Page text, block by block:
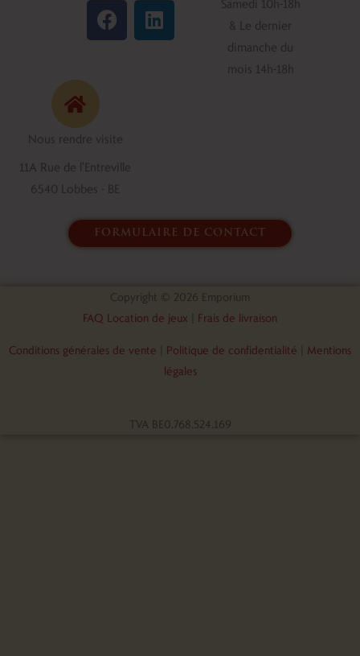
F
a
c
k
L
i
n
& Le dernier
dimanche du
mois 14h-18h
Nous rendre visite
11A Rue de l'Entreville
6540 Lobbes - BE
formulaire de contact
Copyright © 2026 Emporium
FAQ Location de jeux
Frais de livraison
Conditions générales de vente Politique de confidentialité
Mentions
légales
TVA BE0.768.524.169